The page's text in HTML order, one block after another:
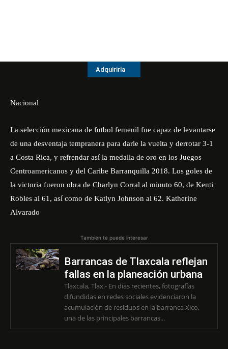
Adquirirla
Nacional
La selección mexicana de futbol femenil fue capaz de levantarse
de una desventaja tempranera para darle la vuelta y derrotar 3-1
a Costa Rica, y refrendar así la medalla de oro en los Juegos
Centroamericanos y del Caribe Barranquilla 2018. Los goles de
la victoria fueron obra de Charlyn Corral al minuto 60, de Kenti
Robles al 61, así como de Katlyn Johnson al 62. Katherine
Alvarado
También te puede interesar
Barrancas de Tlaxcala reflejan
fallas en la planeación urbana
Tlaxcala, Tlax.- En días recientes, fotografías
difundidas en redes sociales evidenciaron la
acumulación de residuos en la barranca Xico,
una de las principales barrancas...